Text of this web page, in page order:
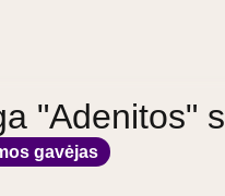
"Adenitos"
gavėjas